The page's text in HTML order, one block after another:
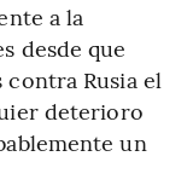
a la
desde que
contra Rusia el
deterioro
un